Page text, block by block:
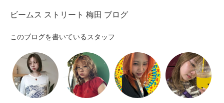
ビームス ストリート 梅田 ブログ
このブログを書いているスタッフ